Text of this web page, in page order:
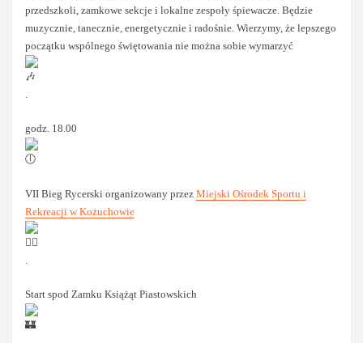
przedszkoli, zamkowe sekcje i lokalne zespoły śpiewacze. Będzie
muzycznie, tanecznie, energetycznie i radośnie. Wierzymy, że lepszego
początku wspólnego świętowania nie można sobie wymarzyć
.
godz. 18.00
VII Bieg Rycerski organizowany przezMiejski Ośrodek Sportu i
Rekreacji w Kożuchowie
Start spod Zamku Książąt Piastowskich